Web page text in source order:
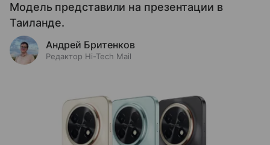
Модель представили на презентации в
Таиланде.
Андрей Бритенков
Редактор Hi-Tech Mail